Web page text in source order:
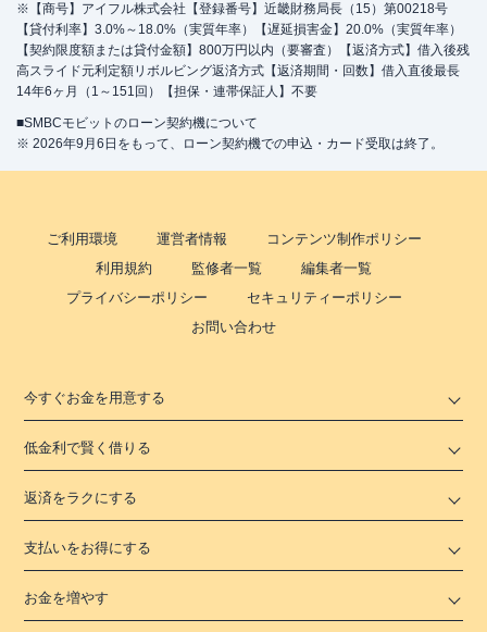
※【商号】アイフル株式会社【登録番号】近畿財務局長（15）第00218号
【貸付利率】3.0%～18.0%（実質年率）【遅延損害金】20.0%（実質年率）
【契約限度額または貸付金額】800万円以内（要審査）【返済方式】借入後残
高スライド元利定額リボルビング返済方式【返済期間・回数】借入直後最長
14年6ヶ月（1～151回）【担保・連帯保証人】不要
■SMBCモビットのローン契約機について
※ 2026年9月6日をもって、ローン契約機での申込・カード受取は終了。
ご利用環境 運営者情報
コンテンツ制作ポリシー
利用規約
監修者一覧
編集者一覧
プライバシーポリシー
セキュリティーポリシー
お問い合わせ
今すぐお金を用意する
低金利で賢く借りる
返済をラクにする
支払いをお得にする
お金を増やす